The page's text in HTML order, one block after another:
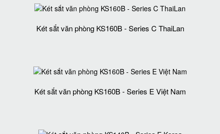
Két sắt văn phòng KS160B - Series C ThaiLan
Két sắt văn phòng KS160B - Series E Việt Nam